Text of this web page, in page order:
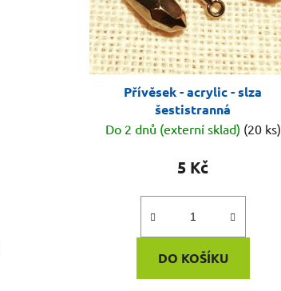
Přívěsek - acrylic - slza
šestistranná
Do 2 dnů (externí sklad) (20 ks)
5 Kč
DO KOŠÍKU